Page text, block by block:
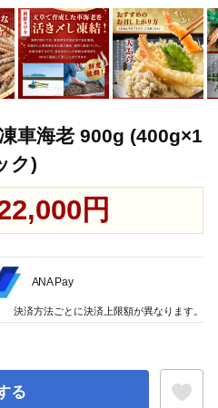
車海老 900g (400g×1
ク)
円
る
ANA Pay
決済方法ごとに決済上限額が異なります。